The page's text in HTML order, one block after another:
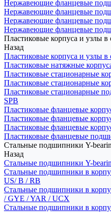
Нержавеющие фланцевые
Нержавеющие фланцевые
Нержавеющие фланцевые
Нержавеющие фланцевые
Пластиковые корпуса и узлы в
Назад
Пластиковые корпуса и узлы в
Пластиковые натяжные
Пластиковые стационарные
Пластиковые стационарные
Пластиковые стационарные
SPB
Пластиковые фланцевые
Пластиковые фланцевые
Пластиковые фланцевые
Пластиковые фланцевые
Стальные подшипники Y-
Назад
Стальные подшипники Y-
Стальные подшипники в
US/ B / RB
Стальные подшипники в
/ GYE / YAR / UCX
Стальные подшипники в